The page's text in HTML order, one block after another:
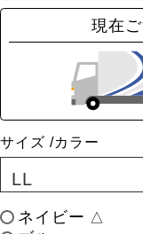
現在
サイズ カラー
ネイビー △